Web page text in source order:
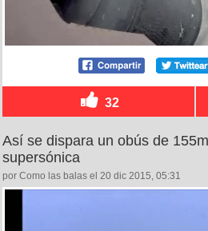
32
Así se dispara un obús de
supersónica
por Como las balas el 20 dic 2015, 05:31